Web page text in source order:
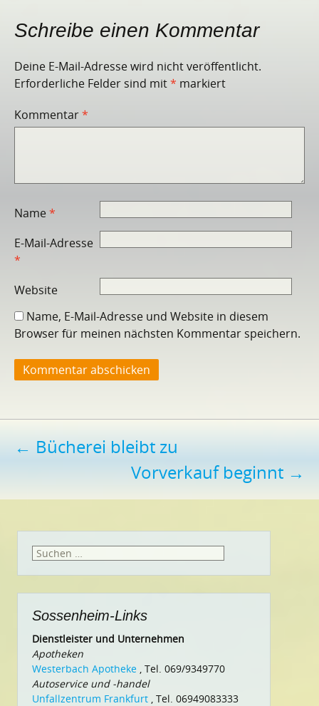
Schreibe einen Kommentar
Deine E-Mail-Adresse wird nicht veröffentlicht.
Erforderliche Felder sind mit* markiert
Kommentar*
Name*
E-Mail-Adresse
*
Website
Name, E-Mail-Adresse und Website in diesem
Browser für meinen nächsten Kommentar speichern.
Beitragsnavigation
← Bücherei bleibt zu
Vorverkauf beginnt →
Suchen
Sossenheim-Links
Dienstleister und Unternehmen
Apotheken
Westerbach Apotheke , Tel. 069/9349770
Autoservice und -handel
Unfallzentrum Frankfurt , Tel. 06949083333